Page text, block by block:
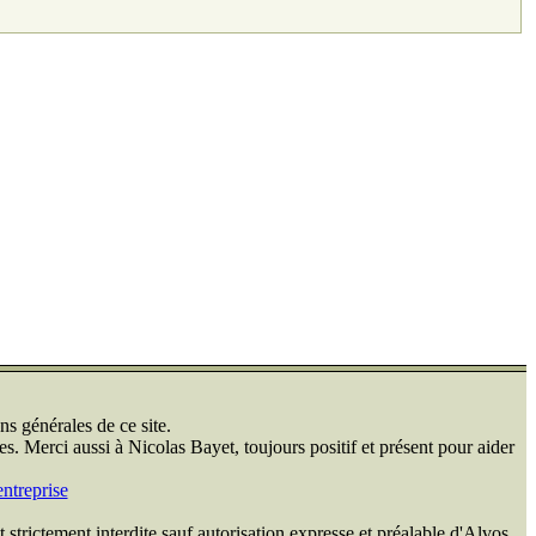
générales de ce site.
Merci aussi à Nicolas Bayet, toujours positif et présent pour aider